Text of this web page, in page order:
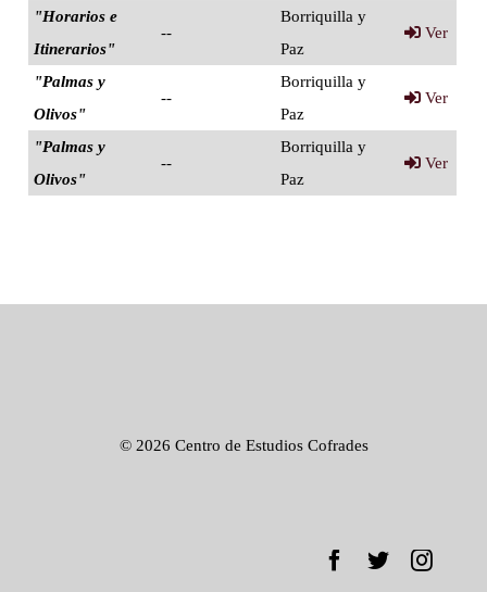
"Horarios e
Itinerarios"
--
Borriquilla y
Paz
Ver
"Palmas y
Olivos"
--
Borriquilla y
Paz
Ver
"Palmas y
Olivos"
--
Borriquilla y
Paz
Ver
© 2026 Centro de Estudios Cofrades